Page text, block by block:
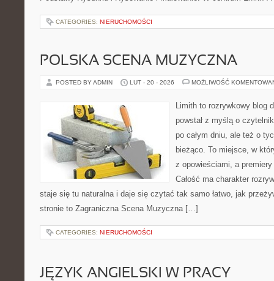
CATEGORIES: NIERUCHOMOŚCI
POLSKA SCENA MUZYCZNA
POSTED BY ADMIN LUT - 20 - 2026 MOŻLIWOŚĆ
Limith to rozrywkowy blog
powstał z myślą o
po całym dniu, ale też o
bieżąco. To miejsce, w
z opowieściami, a
Całość ma charakter
staje się tu naturalna i daje się czytać tak samo łatwo, jak
stronie to Zagraniczna Scena Muzyczna […]
CATEGORIES: NIERUCHOMOŚCI
JĘZYK ANGIELSKI W PRACY